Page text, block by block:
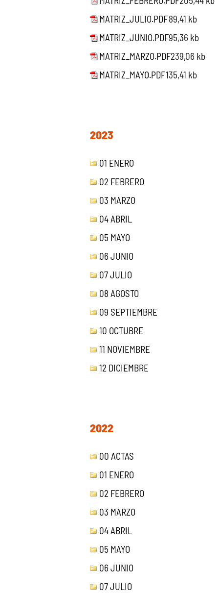
MATRIZ_JULIO.PDF89,41 kb
MATRIZ_JUNIO.PDF95,36 kb
MATRIZ_MARZO.PDF239,06 kb
MATRIZ_MAYO.PDF135,41 kb
2023
01 ENERO
02 FEBRERO
03 MARZO
04 ABRIL
05 MAYO
06 JUNIO
07 JULIO
08 AGOSTO
09 SEPTIEMBRE
10 OCTUBRE
11 NOVIEMBRE
12 DICIEMBRE
2022
00 ACTAS
01 ENERO
02 FEBRERO
03 MARZO
04 ABRIL
05 MAYO
06 JUNIO
07 JULIO